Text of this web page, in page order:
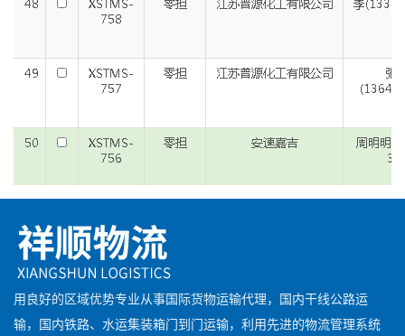
用良好的区域优势专业从事国际货物运输代理，国内干线公路运
输，国内铁路、水运集装箱门到门运输，利用先进的物流管理系统